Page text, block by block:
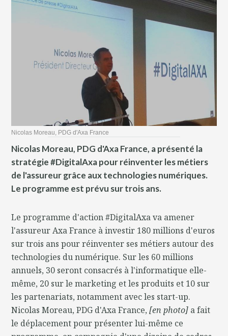
Nicolas Moreau, PDG d'Axa France
Nicolas Moreau, PDG d'Axa France, a présenté la
stratégie #DigitalAxa pour réinventer les métiers
de l'assureur grâce aux technologies numériques.
Le programme est prévu sur trois ans.
Le programme d'action #DigitalAxa va amener
l'assureur Axa France à investir 180 millions d'euros
sur trois ans pour réinventer ses métiers autour des
technologies du numérique. Sur les 60 millions
annuels, 30 seront consacrés à l'informatique elle-
même, 20 sur le marketing et les produits et 10 sur
les partenariats, notamment avec les start-up.
Nicolas Moreau, PDG d'Axa France,[en photo] a fait
le déplacement pour présenter lui-même ce